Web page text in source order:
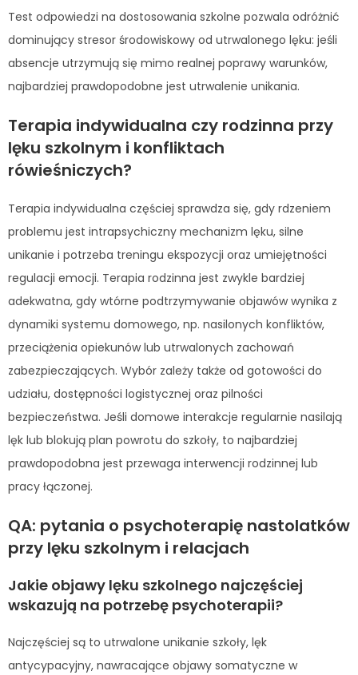
Test odpowiedzi na dostosowania szkolne pozwala odróżnić
dominujący stresor środowiskowy od utrwalonego lęku: jeśli
absencje utrzymują się mimo realnej poprawy warunków,
najbardziej prawdopodobne jest utrwalenie unikania.
Terapia indywidualna czy rodzinna przy
lęku szkolnym i konfliktach
rówieśniczych?
Terapia indywidualna częściej sprawdza się, gdy rdzeniem
problemu jest intrapsychiczny mechanizm lęku, silne
unikanie i potrzeba treningu ekspozycji oraz umiejętności
regulacji emocji. Terapia rodzinna jest zwykle bardziej
adekwatna, gdy wtórne podtrzymywanie objawów wynika z
dynamiki systemu domowego, np. nasilonych konfliktów,
przeciążenia opiekunów lub utrwalonych zachowań
zabezpieczających. Wybór zależy także od gotowości do
udziału, dostępności logistycznej oraz pilności
bezpieczeństwa. Jeśli domowe interakcje regularnie nasilają
lęk lub blokują plan powrotu do szkoły, to najbardziej
prawdopodobna jest przewaga interwencji rodzinnej lub
pracy łączonej.
QA: pytania o psychoterapię nastolatków
przy lęku szkolnym i relacjach
Jakie objawy lęku szkolnego najczęściej
wskazują na potrzebę psychoterapii?
Najczęściej są to utrwalone unikanie szkoły, lęk
antycypacyjny, nawracające objawy somatyczne w